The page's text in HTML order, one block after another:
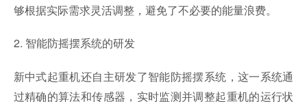
够根据实际需求灵活调整，避免了不必要的能量浪费。
2. 智能防摇摆系统的研发
新中式起重机还自主研发了智能防摇摆系统，这一系统通
过精确的算法和传感器，实时监测并调整起重机的运行状